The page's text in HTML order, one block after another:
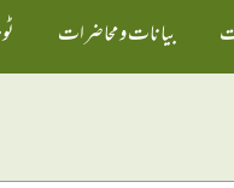
بیانات و محاضرات